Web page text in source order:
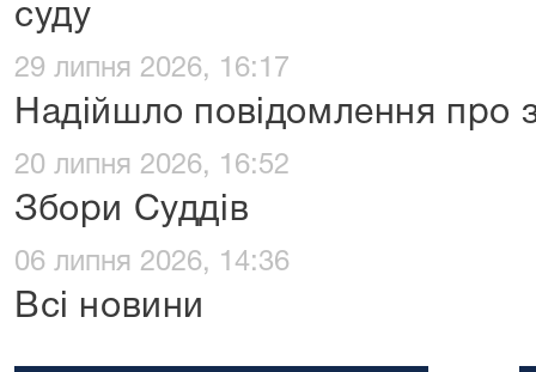
суду
29 липня 2026, 16:17
Надійшло повідомлення про
20 липня 2026, 16:52
Збори Суддів
06 липня 2026, 14:36
Всі новини